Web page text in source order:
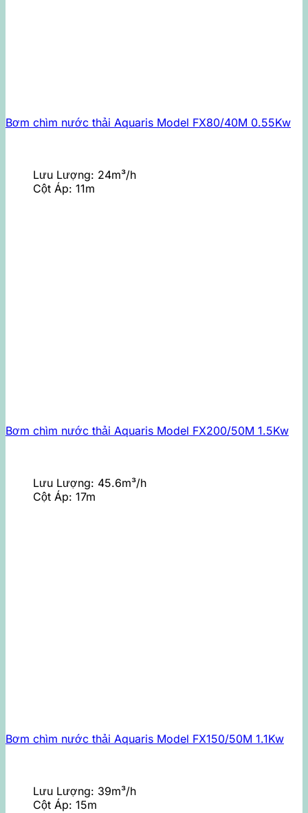
Bơm chìm nước thải Aquaris Model FX80/40M 0.55Kw
Lưu Lượng: 24m³/h
Cột Áp: 11m
Bơm chìm nước thải Aquaris Model FX200/50M 1.5Kw
Lưu Lượng: 45.6m³/h
Cột Áp: 17m
Bơm chìm nước thải Aquaris Model FX150/50M 1.1Kw
Lưu Lượng: 39m³/h
Cột Áp: 15m